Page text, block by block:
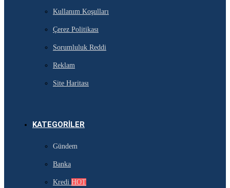
Kullanım Koşulları
Çerez Politikası
Sorumluluk Reddi
Reklam
Site Haritası
KATEGORILER
Gündem
Banka
Kredi HOT